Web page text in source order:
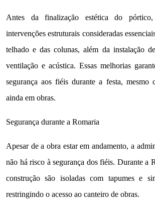
Antes da finalização estética do
intervenções estruturais consideradas
telhado e das colunas, além da instalação
ventilação e acústica. Essas melhorias
segurança aos fiéis durante a festa, mesmo
ainda em obras.
Segurança durante a Romaria
Apesar de a obra estar em andamento, a
não há risco à segurança dos fiéis. Durante a
construção são isoladas com tapumes e
restringindo o acesso ao canteiro de obras.